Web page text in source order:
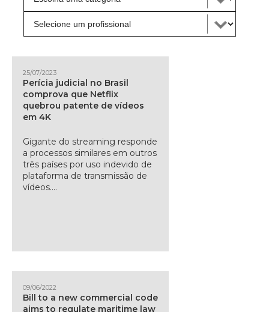
25/07/2023
Perícia judicial no Brasil
comprova que Netflix
quebrou patente de vídeos
em 4K
Gigante do streaming responde
a processos similares em outros
três países por uso indevido de
plataforma de transmissão de
vídeos....
09/06/2022
Bill to a new commercial code
aims to regulate maritime law